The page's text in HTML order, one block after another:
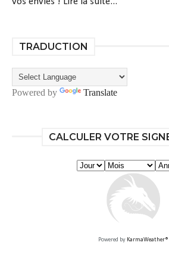
TRADUCTION
Powered by Translate
CALCULER VOTRE
Powered by KarmaWeather®